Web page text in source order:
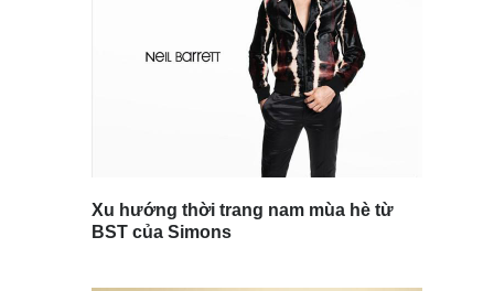
Xu hướng thời trang nam mùa hè từ
BST của Simons